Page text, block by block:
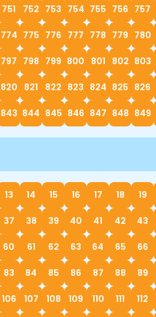
751 752 753 754 755 756 757
774 775 776 777 778 779 780
797 798 799 800 801 802 803
820 821 822 823 824 825 826
843 844 845 846 847 848 849
13 14 15 16 17 18 19
37 38 39 40 41 42 43
60 61 62 63 64 65 66
83 84 85 86 87 88 89
106 107 108 109 110 111 112